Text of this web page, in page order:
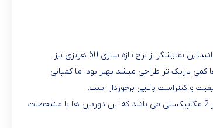
ابعاد نمایشگر6.6 اینچ با رزولوشن 1080 در 2408 پیکسل ارائه شده است و تراکم پیکسلی آن 400 پیکسل در اینچ می باشد فناوری و نوع نمایشگر نیز PLS LCD می باشد.این نمایشگر از نرخ تازه سازی 60 هرتزی نیز
بدنه اعلام شده است که اگر حاشیه ها کمی باریک تر طراحی میشد بهتر بود اما کمپانی
و کنتراست بالایی برخوردار است.
در پنل پشتی شاهد سه لنز دوربین هستیم که دوربین اصلی با رزولوشن 50 مگاپیکسل از نوع واید و دو دوربین دیگر 5 مگاپیکسل از نوع اولترا واید و دوربین ماکرو نیز 2 مگاپیکسلی می باشد که این دوربین ها با مشخصات